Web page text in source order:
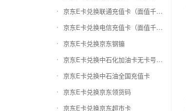
京东E卡兑换联通充值卡（面值千万别选错）
京东E卡兑换电信充值卡（面值千万别选错）
京东E卡兑换京东钢镚
京东E卡兑换中石化加油卡无卡号（面值千万别选错）
京东E卡兑换中石油全国充值卡
京东E卡兑换京东领货码
京东E卡兑换京东超市卡